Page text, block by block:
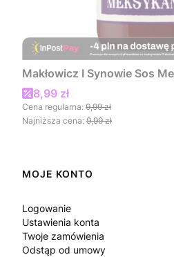
Makłowicz I Synowie Sos
Cena promocyjna
8,99 zł
Cena regularna: 9,99 zł
Najniższa cena: 9,99 zł
Linki w stopce
MOJE KONTO
Logowanie
Ustawienia konta
Twoje zamówienia
Odstąp od umowy